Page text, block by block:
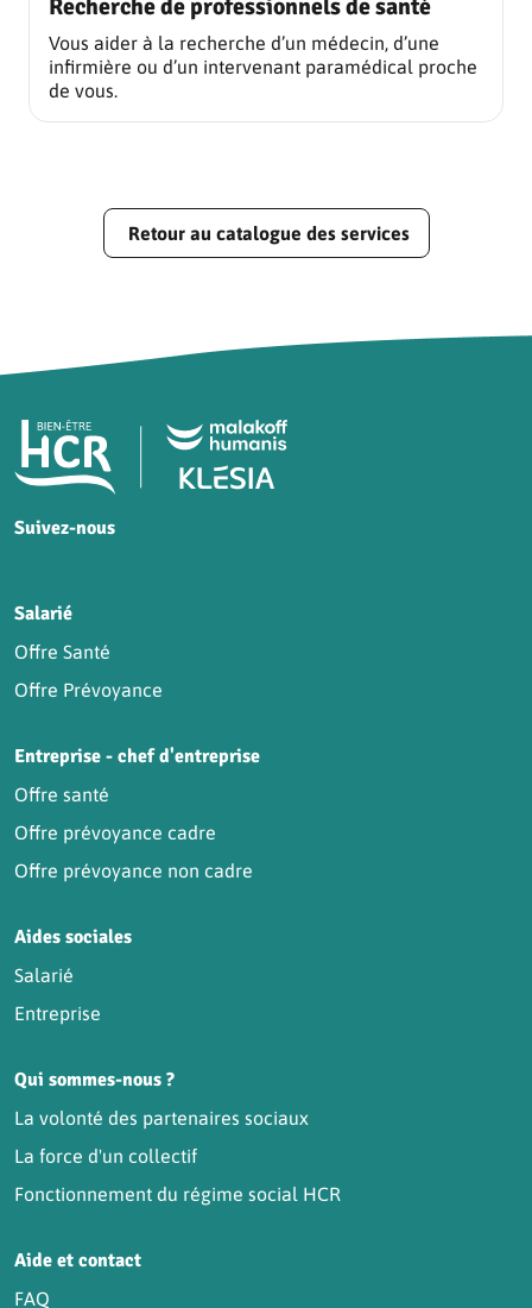
Recherche de professionnels de santé
Vous aider à la recherche d’un médecin, d’une
infirmière ou d’un intervenant paramédical proche
de vous.
Retour au catalogue des services
Pied de page HCR Bien-Être
Suivez-nous
Salarié
Offre Santé
Offre Prévoyance
Entreprise - chef d'entreprise
Offre santé
Offre prévoyance cadre
Offre prévoyance non cadre
Aides sociales
Salarié
Entreprise
Qui sommes-nous ?
La volonté des partenaires sociaux
La force d'un collectif
Fonctionnement du régime social HCR
Aide et contact
FAQ